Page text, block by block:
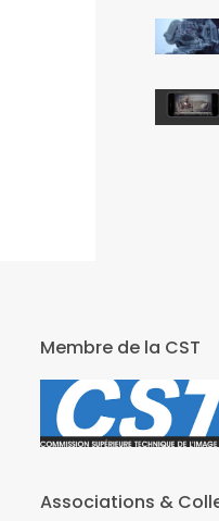
Membre de la CST
Associations &